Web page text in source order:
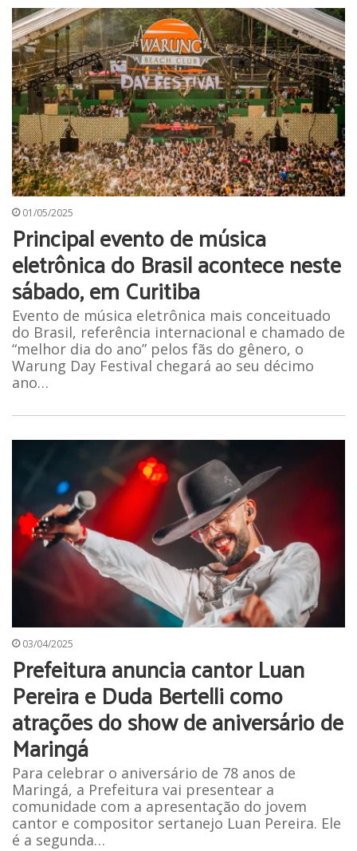
01/05/2025
Principal evento de música
eletrônica do Brasil acontece neste
sábado, em Curitiba
Evento de música eletrônica mais conceituado
do Brasil, referência internacional e chamado de
“melhor dia do ano” pelos fãs do gênero, o
Warung Day Festival chegará ao seu décimo
ano…
03/04/2025
Prefeitura anuncia cantor Luan
Pereira e Duda Bertelli como
atrações do show de aniversário de
Maringá
Para celebrar o aniversário de 78 anos de
Maringá, a Prefeitura vai presentear a
comunidade com a apresentação do jovem
cantor e compositor sertanejo Luan Pereira. Ele
é a segunda…